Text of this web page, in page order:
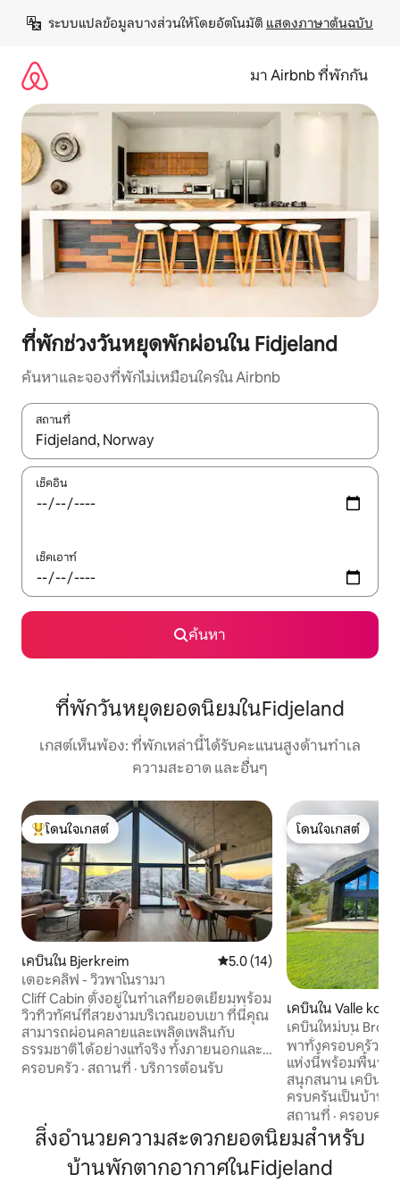
เนื้อหา
ระบบแปลข้อมูลบางส่วนให้โดยอัตโนมัติ แสดงภาษาต้นฉบับ
มา Airbnb ที่พักกัน
ที่พักช่วงวันหยุดพักผ่อนใน Fidjeland
ค้นหาและจองที่พักไม่เหมือนใครใน Airbnb
สถานที่
ใช้ลูกศรขึ้นลง หรือใช้การสัมผัสหรือปัด เพื่อสำรวจผลการค้นหา
เช็คอิน
เช็คเอาท์
ค้นหา
ที่พักวันหยุดยอดนิยมในFidjeland
เกสต์เห็นพ้อง: ที่พักเหล่านี้ได้รับคะแนนสูงด้านทำเล
ความสะอาด และอื่นๆ
โดนใจเกสต์ที่สุด
โดนใจเกสต์
เคบินใน Bjerkreim คะแนนเฉลี่ย 5.0 จาก 5, 14 รีวิว
5.0 (14)
เดอะคลิฟ - วิวพาโนรามา
Cliff Cabin ตั้งอยู่ในทำเลที่ยอดเยี่ยมพร้อม
วิวทิวทัศน์ที่สวยงามบริเวณขอบเขา ที่นี่คุณ
สามารถผ่อนคลายและเพลิดเพลินกับ
ธรรมชาติได้อย่างแท้จริง ทั้งภายนอกและ
ภายในบ้าน หน้าต่างบานใหญ่ให้มองเห็นวิว
ด้านนอก ที่นี่คุณจะได้ทั้งวิวที่สวยงามและ
ความเงียบสงบ – ที่พักผ่อนที่สมบูรณ์แบบ
สำหรับการพักผ่อนและเพลิดเพลินไปกับ
ครอบครัว · สถานที่ · บริการต้อนรับ
โดนใจเกสต์
โดนใจเกสต์
เคบินใน Valle
เคบินใหม่บน
ครอบครัวที่สมบูร
พาทั้งครอบครัวม
แห่งนี้พร้อมพื้นที่ม
สนุกสนาน เคบินมี
ครบครันเป็นบ้านพั
เดิร์น Brokke เป็นสถานที่ที่เหมาะที่สุด
สำหรับกิจกรรมกลางแ
ในบูลเพนยอดนิยม
เก็ตใหม่ dumptrack
ไพน์สโลปและการเล่น
สถานที่ · ครอบครัว
สิ่งอำนวยความสะดวกยอดนิยมสำหรับ
บ้านพักตากอากาศในFidjeland